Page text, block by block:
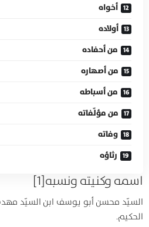
أخواه
أولاده
من أحفاده
من أصهاره
من أسباطه
من مؤلّفاته
وفاته
رثاؤه
اسمه وكنيته ونسبه[1]
السيّد محسن أبو يوسف ابن السيّد
الحكيم.